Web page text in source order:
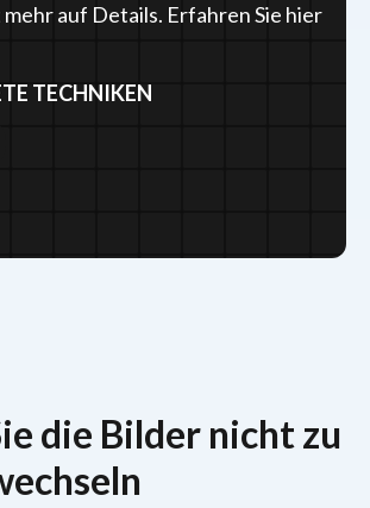
auf Details. Erfahren Sie hier
TECHNIKEN
die Bilder nicht zu